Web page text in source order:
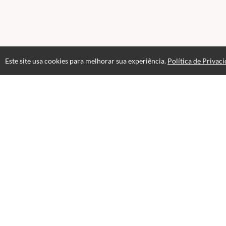
Este site usa cookies para melhorar sua experiência. Política de